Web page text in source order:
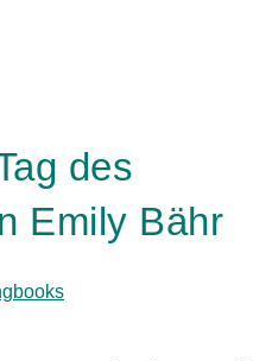
des
Emily Bähr